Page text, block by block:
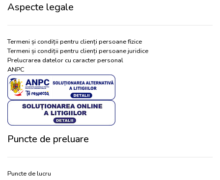
Aspecte legale
Termeni și condiții pentru clienți persoane fizice
Termeni și condiții pentru clienți persoane juridice
Prelucrarea datelor cu caracter personal
ANPC
Puncte de preluare
Puncte de lucru